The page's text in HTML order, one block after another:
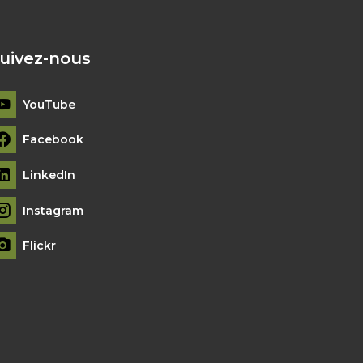
nous
YouTube
Facebook
LinkedIn
Instagram
Flickr